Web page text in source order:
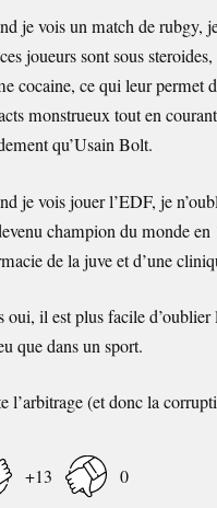
je vois un match de rubgy,
joueurs sont sous
cocaine, ce qui leur permet
monstrueux tout en
qu’Usain Bolt.
je vois jouer l’EDF, je
champion du monde en
de la juve et d’une
oui, il est plus facile d’oublier
que dans un sport.
l’arbitrage (et donc la
+13 0